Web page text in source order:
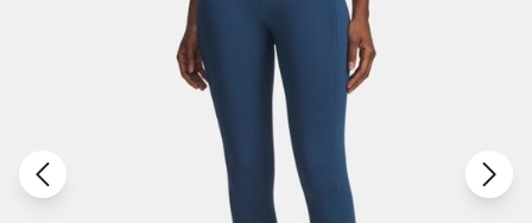
Giriş Yap
Parolayı Yenile
Giriş Sayfasına Dön
Zaten hesabın var mı? Giriş yap